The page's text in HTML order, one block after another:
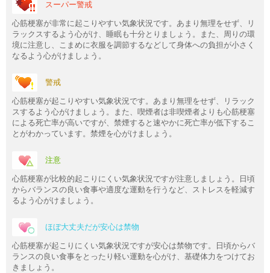
スーパー警戒
心筋梗塞が非常に起こりやすい気象状況です。あまり無理をせず、リ
ラックスするよう心がけ、睡眠も十分とりましょう。また、周りの環
境に注意し、こまめに衣服を調節するなどして身体への負担が小さく
なるよう心がけましょう。
警戒
心筋梗塞が起こりやすい気象状況です。あまり無理をせず、リラック
スするよう心がけましょう。また、喫煙者は非喫煙者よりも心筋梗塞
による死亡率が高いですが、禁煙すると速やかに死亡率が低下するこ
とがわかっています。禁煙を心がけましょう。
注意
心筋梗塞が比較的起こりにくい気象状況ですが注意しましょう。日頃
からバランスの良い食事や適度な運動を行うなど、ストレスを軽減す
るよう心がけましょう。
ほぼ大丈夫だが安心は禁物
心筋梗塞が起こりにくい気象状況ですが安心は禁物です。日頃からバ
ランスの良い食事をとったり軽い運動を心がけ、基礎体力をつけてお
きましょう。